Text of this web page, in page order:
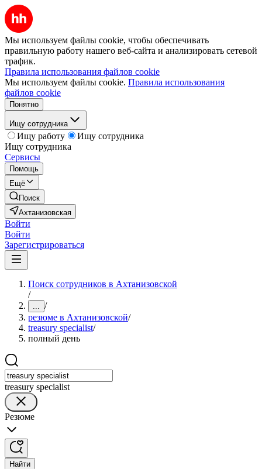
Мы используем файлы cookie, чтобы обеспечивать
правильную работу нашего веб-сайта и анализировать сетевой
трафик.
Правила использования файлов cookie
Мы используем файлы cookie. Правила использования
файлов cookie
Понятно
Ищу сотрудника
Ищу работу
Ищу сотрудника
Ищу сотрудника
Сервисы
Помощь
Ещё
Поиск
Ахтанизовская
Войти
Войти
Зарегистрироваться
Поиск сотрудников в Ахтанизовской
/
... /
резюме в Ахтанизовской/
treasury specialist/
полный день
treasury specialist
Резюме
Найти